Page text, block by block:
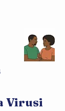
Virusi